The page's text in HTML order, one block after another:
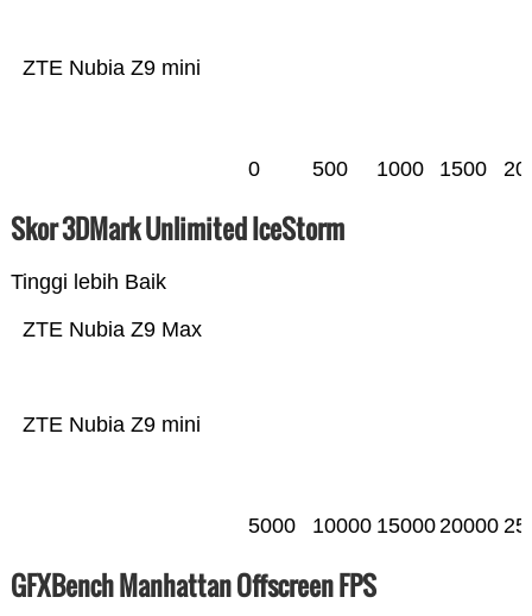
ZTE Nubia Z9 mini
0 500 1000 1500
Skor 3DMark Unlimited IceStorm
Tinggi lebih Baik
ZTE Nubia Z9 mini
ZTE Nubia Z9 Max
5000 10000 1500020000
GFXBench Manhattan Offscreen FPS